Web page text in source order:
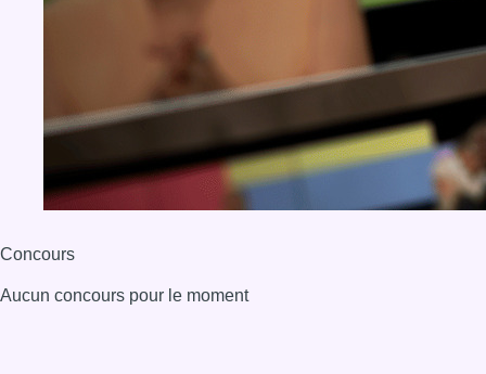
Concours
Aucun concours pour le moment